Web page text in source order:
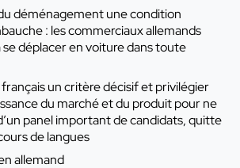
déménagement une condition
: les commerciaux allemands
déplacer en voiture dans toute
un critère décisif et privilégier
du marché et du produit pour ne
panel important de candidats, quitte
de langues
allemand